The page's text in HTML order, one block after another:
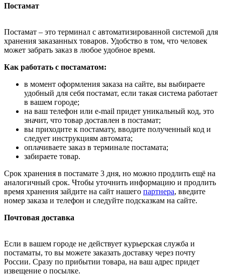
Постамат
Постамат – это терминал с автоматизированной системой для
хранения заказанных товаров. Удобство в том, что человек
может забрать заказ в любое удобное время.
Как работать с постаматом:
в момент оформления заказа на сайте, вы выбираете
удобный для себя постамат, если такая система работает
в вашем городе;
на ваш телефон или e-mail придет уникальный код, это
значит, что товар доставлен в постамат;
вы приходите к постамату, вводите полученный код и
следует инструкциям автомата;
оплачиваете заказ в терминале постамата;
забираете товар.
Срок хранения в постамате 3 дня, но можно продлить ещё на
аналогичный срок. Чтобы уточнить информацию и продлить
время хранения зайдите на сайт нашего партнера, введите
номер заказа и телефон и следуйте подсказкам на сайте.
Почтовая доставка
Если в вашем городе не действует курьерская служба и
постаматы, то вы можете заказать доставку через почту
России. Сразу по прибытии товара, на ваш адрес придет
извещение о посылке.